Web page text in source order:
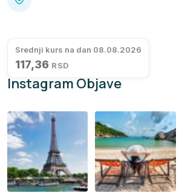
Srednji kurs na dan 08.08.2026
117,36 RSD
Instagram Objave